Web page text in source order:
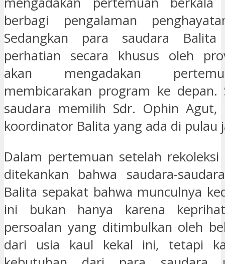
berbagi pengalaman
Sedangkan para saudara
perhatian secara khusus oleh
akan mengadakan
membicarakan program ke
saudara memilih Sdr. Ophin Agut,
koordinator Balita yang ada di pulau
Dalam pertemuan setelah
ditekankan bahwa saudara-
Balita sepakat bahwa munculnya
ini bukan hanya karena
persoalan yang ditimbulkan oleh
dari usia kaul kekal ini, tetapi